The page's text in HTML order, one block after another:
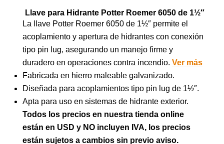
Llave para Hidrante Potter Roemer 6050 de 1½″
La llave Potter Roemer 6050 de 1½″ permite el
acoplamiento y apertura de hidrantes con conexión
tipo pin lug, asegurando un manejo firme y
duradero en operaciones contra incendio. Ver más
Fabricada en hierro maleable galvanizado.
Diseñada para acoplamientos tipo pin lug de 1½″.
Apta para uso en sistemas de hidrante exterior.
Todos los precios en nuestra tienda online
están en USD y NO incluyen IVA, los precios
están sujetos a cambios sin previo aviso.